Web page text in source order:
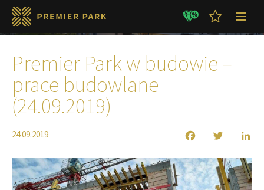
Aktualności
Premier Park w budowie –
prace budowlane
(24.09.2019)
24.09.2019